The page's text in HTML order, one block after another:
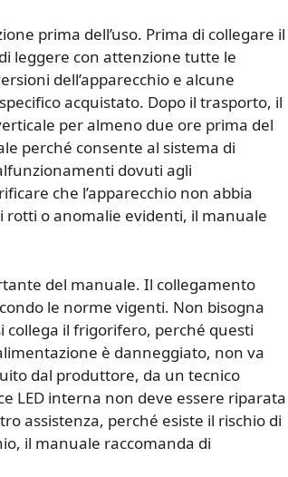
prima dell’uso. Prima di collegare il
leggere con attenzione tutte le
dell’apparecchio e alcune
acquistato. Dopo il trasporto, il
per almeno due ore prima del
perché consente al sistema di
dovuti agli
che l’apparecchio non abbia
o anomalie evidenti, il manuale
del manuale. Il collegamento
le norme vigenti. Non bisogna
il frigorifero, perché questi
è danneggiato, non va
dal produttore, da un tecnico
LED interna non deve essere riparata
assistenza, perché esiste il rischio di
il manuale raccomanda di